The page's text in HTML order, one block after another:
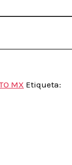
MX Etiqueta: